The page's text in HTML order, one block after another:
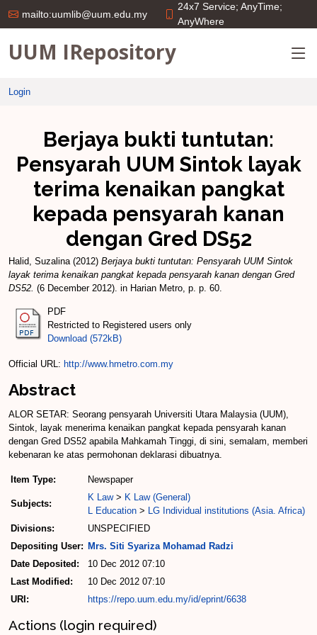
mailto:uumlib@uum.edu.my
24x7 Service; AnyTime;
AnyWhere
UUM IRepository
Login
Berjaya bukti tuntutan:
Pensyarah UUM Sintok layak
terima kenaikan pangkat
kepada pensyarah kanan
dengan Gred DS52
Halid, Suzalina(2012) Berjaya bukti tuntutan: Pensyarah UUM Sintok
layak terima kenaikan pangkat kepada pensyarah kanan dengan Gred
DS52. (6 December 2012). in Harian Metro, p. p. 60.
PDF
Restricted to Registered users only
Download (572kB)
Official URL: http://www.hmetro.com.my
Abstract
ALOR SETAR: Seorang pensyarah Universiti Utara Malaysia (UUM),
Sintok, layak menerima kenaikan pangkat kepada pensyarah kanan
dengan Gred DS52 apabila Mahkamah Tinggi, di sini, semalam, memberi
kebenaran ke atas permohonan deklarasi dibuatnya.
Item Type: Newspaper
Subjects:
K Law> K Law (General)
L Education > LG Individual institutions (Asia. Africa)
Divisions:
UNSPECIFIED
Depositing User: Mrs. Siti Syariza Mohamad Radzi
Date Deposited:
10 Dec 2012 07:10
Last Modified:
10 Dec 2012 07:10
URI:
https://repo.uum.edu.my/id/eprint/6638
Actions (login required)